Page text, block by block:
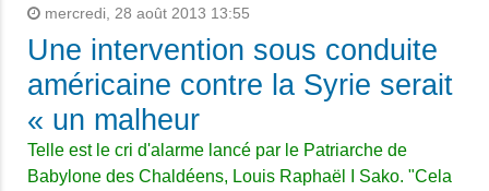
mercredi, 28 août 2013 13:55
Une intervention sous conduite
américaine contre la Syrie serait
« un malheur
Telle est le cri d'alarme lancé par le Patriarche de
Babylone des Chaldéens, Louis Raphaël I Sako. "Cela